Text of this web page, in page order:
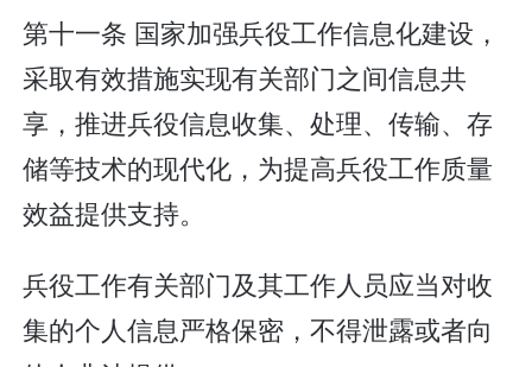
第十一条 国家加强兵役工作信息化建设，
采取有效措施实现有关部门之间信息共
享，推进兵役信息收集、处理、传输、存
储等技术的现代化，为提高兵役工作质量
效益提供支持。
兵役工作有关部门及其工作人员应当对收
集的个人信息严格保密，不得泄露或者向